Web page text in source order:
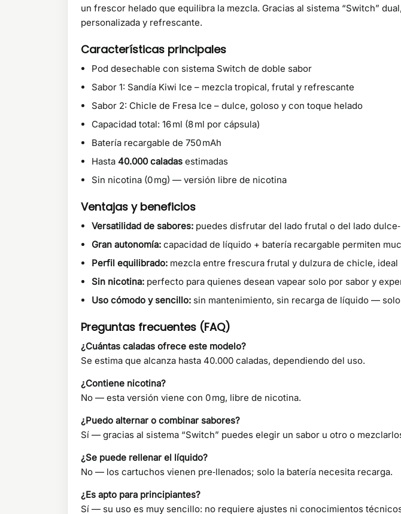
un frescor helado que equilibra la mezcla. Gracias al sistema “Switch”
personalizada y refrescante.
Características principales
Pod desechable con sistema Switch de doble sabor
Sabor 1: Sandía Kiwi Ice – mezcla tropical, frutal y refrescante
Sabor 2: Chicle de Fresa Ice – dulce, goloso y con toque helado
Capacidad total: 16 ml (8 ml por cápsula)
Batería recargable de 750 mAh
Hasta 40.000 caladas estimadas
Sin nicotina (0 mg) — versión libre de nicotina
Ventajas y beneficios
Versatilidad de sabores: puedes disfrutar del lado frutal o del lado
Gran autonomía: capacidad de líquido + batería recargable permiten
Perfil equilibrado: mezcla entre frescura frutal y dulzura de chicle,
Sin nicotina: perfecto para quienes desean vapear solo por sabor y
Uso cómodo y sencillo: sin mantenimiento, sin recarga de líquido —
Preguntas frecuentes (FAQ)
¿Cuántas caladas ofrece este modelo?
Se estima que alcanza hasta 40.000 caladas, dependiendo del uso.
¿Contiene nicotina?
No — esta versión viene con 0 mg, libre de nicotina.
¿Puedo alternar o combinar sabores?
Sí — gracias al sistema “Switch” puedes elegir un sabor u otro o
¿Se puede rellenar el líquido?
No — los cartuchos vienen pre‑llenados; solo la batería necesita recarga.
¿Es apto para principiantes?
Sí — su uso es muy sencillo: no requiere ajustes ni conocimientos